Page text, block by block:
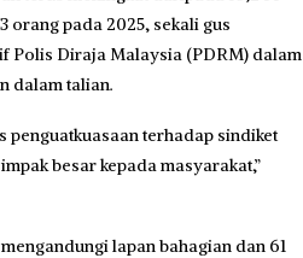
orang pada 2025, sekali gus
Polis Diraja Malaysia (PDRM) dalam
dalam talian.
penguatkuasaan terhadap sindiket
besar kepada masyarakat,”
lapan bahagian dan 61